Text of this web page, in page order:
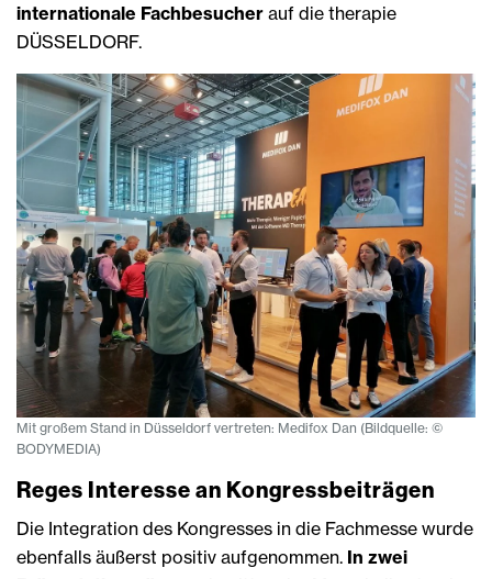
internationale Fachbesucher auf die therapie
DÜSSELDORF.
Mit großem Stand in Düsseldorf vertreten: Medifox Dan (Bildquelle: ©
BODYMEDIA)
Reges Interesse an Kongressbeiträgen
Die Integration des Kongresses in die Fachmesse wurde
ebenfalls äußerst positiv aufgenommen. In zwei